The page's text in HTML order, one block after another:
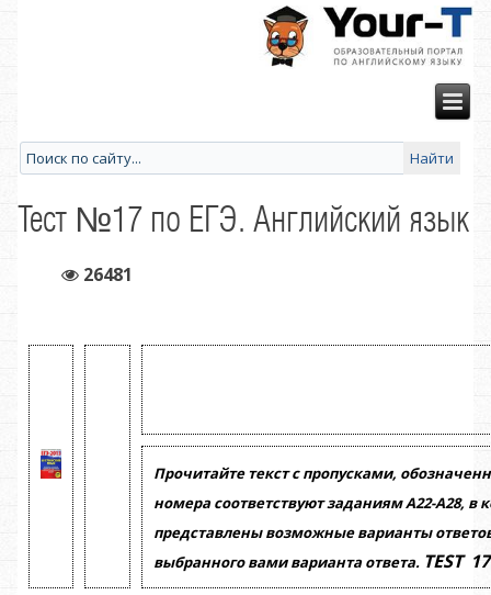
Тест №17 по ЕГЭ. Английский язык
26481
Прочитайте текст с пропусками,
номера соответствуют заданиямА22-А28, в
представлены возможные варианты
выбранного вами варианта ответа. TEST 17